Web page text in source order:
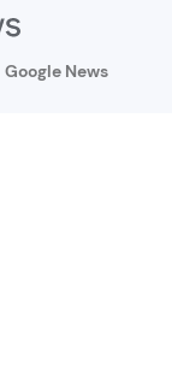
Google News